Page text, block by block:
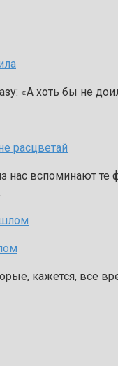
«А хоть бы не
расцветай
нас вспоминают
кажется, все